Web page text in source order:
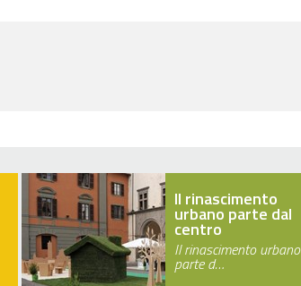
Il rinascimento
urbano parte dal
centro
Il rinascimento urbano
parte d…